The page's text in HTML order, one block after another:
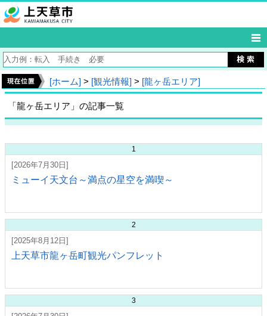
[ホーム] > [観光情報] > [龍ヶ岳エリア]
「龍ヶ岳エリア」の記事一覧
1
[2026年7月30日]
ミューイ天文台～満点の星空を満喫～
2
[2025年8月12日]
上天草市龍ヶ岳町観光パンフレット
3